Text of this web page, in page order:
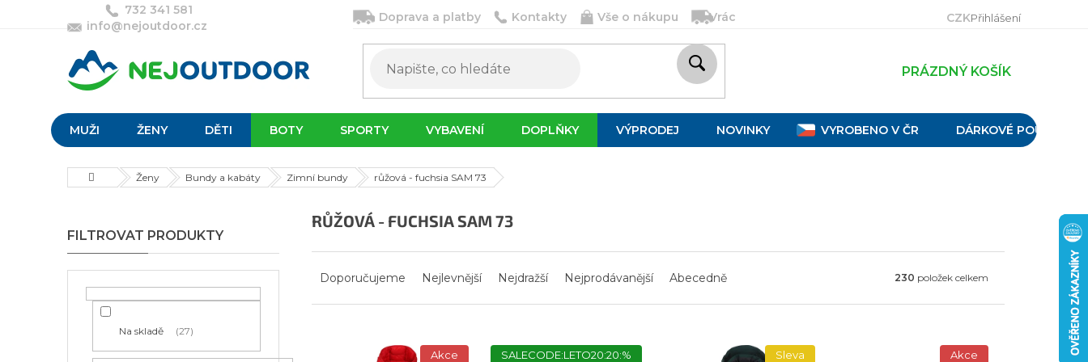
732 341 581
info@nejoutdoor.cz
Doprava a platby Kontakty Vše o nákupu Vrácení, výměna a reklamace Velikostní tabulky
CZKPřihlášení
PRÁZDNÝ KOŠÍK
MUŽI ŽENY DĚTI BOTY SPORTY VYBAVENÍ DOPLŇKY VÝPRODEJ NOVINKY VYROBENO V ČR DÁRKOVÉ POUKAZY
DomůŽeny Bundy a kabáty Zimní bundy růžová - fuchsia SAM 73
o
s
t
Na skladě 27
RŮŽOVÁ - FUCHSIA SAM 73
Doporučujeme Nejlevnější Nejdražší Nejprodávanější Abecedně 230 položek celkem
Akce
SALECODE:LETO20:20:%
Sleva
Akce